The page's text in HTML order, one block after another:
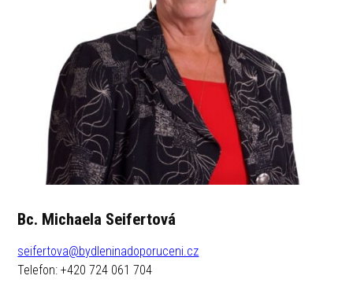
Bc. Michaela Seifertová
seifertova@bydleninadoporuceni.cz
Telefon: +420 724 061 704